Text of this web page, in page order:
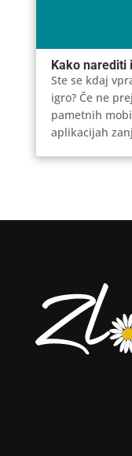
Kako narediti
Ste se kdaj
igro? Če ne
pametnih
aplikacijah